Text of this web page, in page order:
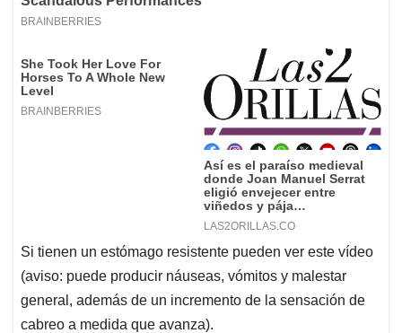
Si tienen un estómago resistente pueden ver este vídeo
(aviso: puede producir náuseas, vómitos y malestar
general, además de un incremento de la sensación de
cabreo a medida que avanza).